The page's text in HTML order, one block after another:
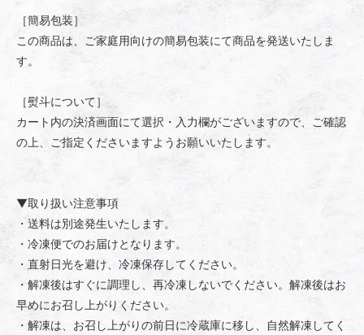
［簡易包装］
この商品は、ご家庭用向けの簡易包装にて商品を発送いたしま
す。
［熨斗について］
カート内の決済画面にて選択・入力欄がございますので、ご確認
の上、ご指定くださいますようお願いいたします。
▼取り扱い注意事項
・送料は別途発生いたします。
・冷凍便でのお届けとなります。
・直射日光を避け、冷凍保存してください。
・解凍後はすぐに調理し、再冷凍しないでください。解凍後はお
早めにお召し上がりください。
・解凍は、お召し上がりの前日に冷蔵庫に移し、自然解凍してく